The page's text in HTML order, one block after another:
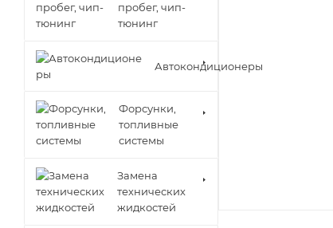
пробег, чип-
тюнинг
Автокондиционеры
Форсунки,
топливные
системы
Замена
технических
жидкостей